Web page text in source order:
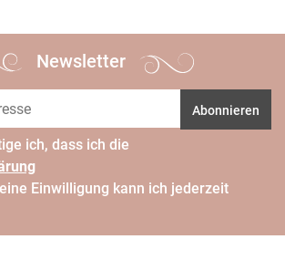
Newsletter
Abonnieren
ich, dass ich die
Einwilligung kann ich jederzeit